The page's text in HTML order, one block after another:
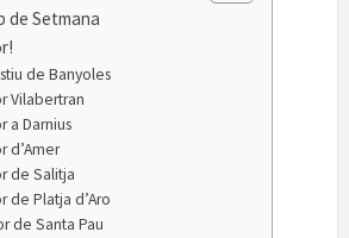
de Setmana
de Banyoles
Vilabertran
a Darnius
d’Amer
de Salitja
de Platja d’Aro
de Santa Pau